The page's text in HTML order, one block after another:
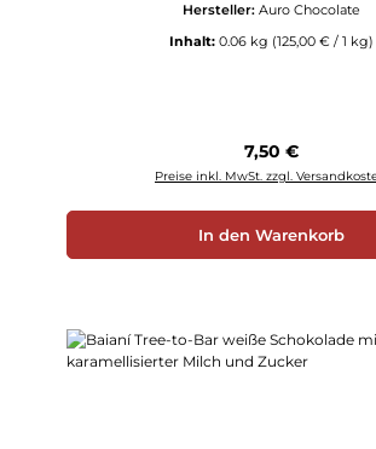
Hersteller: Auro Chocolate
Inhalt: 0.06 kg (125,00 € / 1 kg)
Regulärer Preis:
7,50 €
Preise inkl. MwSt. zzgl.
In den Warenkorb